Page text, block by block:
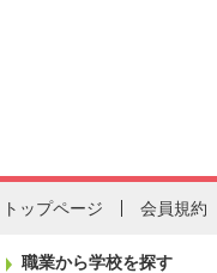
トップページ 会員規約
職業から学校を探す